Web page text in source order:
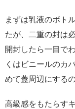
まずは乳液のボト
たが、二重の封は
開封したら一目で
くはビニールのカ
めて蓋周辺にする
高級感をもたらす